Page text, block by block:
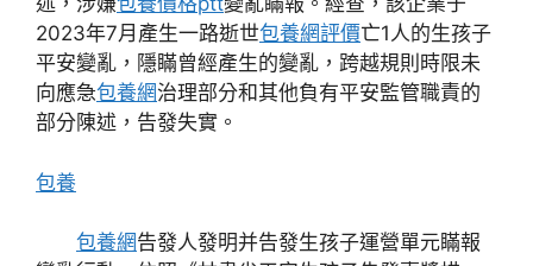
2023年7月產生一路逝世包養網評價亡1人的生孩子
平安變亂，隱瞞曾經產生的變亂，跨越規則時限未
向應急包養網治理部分和其他負有平安監管職責的
部分陳述，告發失實。
包養
包養網告發人發明并告發生孩子運營單元瞞報